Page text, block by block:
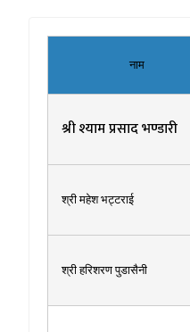
नाम
श्री श्याम प्रसाद भण्डारी
श्री महेश भट्टराई
श्री हरिशरण पुडासैनी